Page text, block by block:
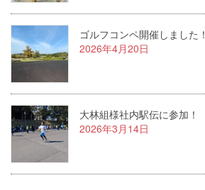
ゴルフコンペ開催しました！
2026年4月20日
大林組様社内駅伝に参加！
2026年3月14日